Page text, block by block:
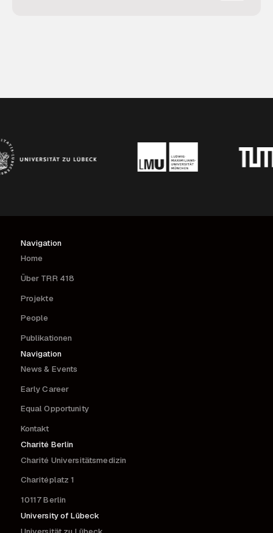
longitudinaler und zeitabhängiger Datensätze im
Navigation
Home
Über TRR 418
Projekte
People
Publikationen
Navigation
News & Events
Early Career
Equal Opportunity
Kontakt
Charité Berlin
Charité Universitätsmedizin
Charitéplatz 1
10117 Berlin
University of Lübeck